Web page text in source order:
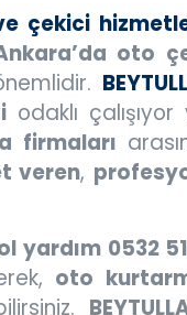
çekici
oto
odaklı çalışıyor
firmaları
veren,
yardım 0532
oto